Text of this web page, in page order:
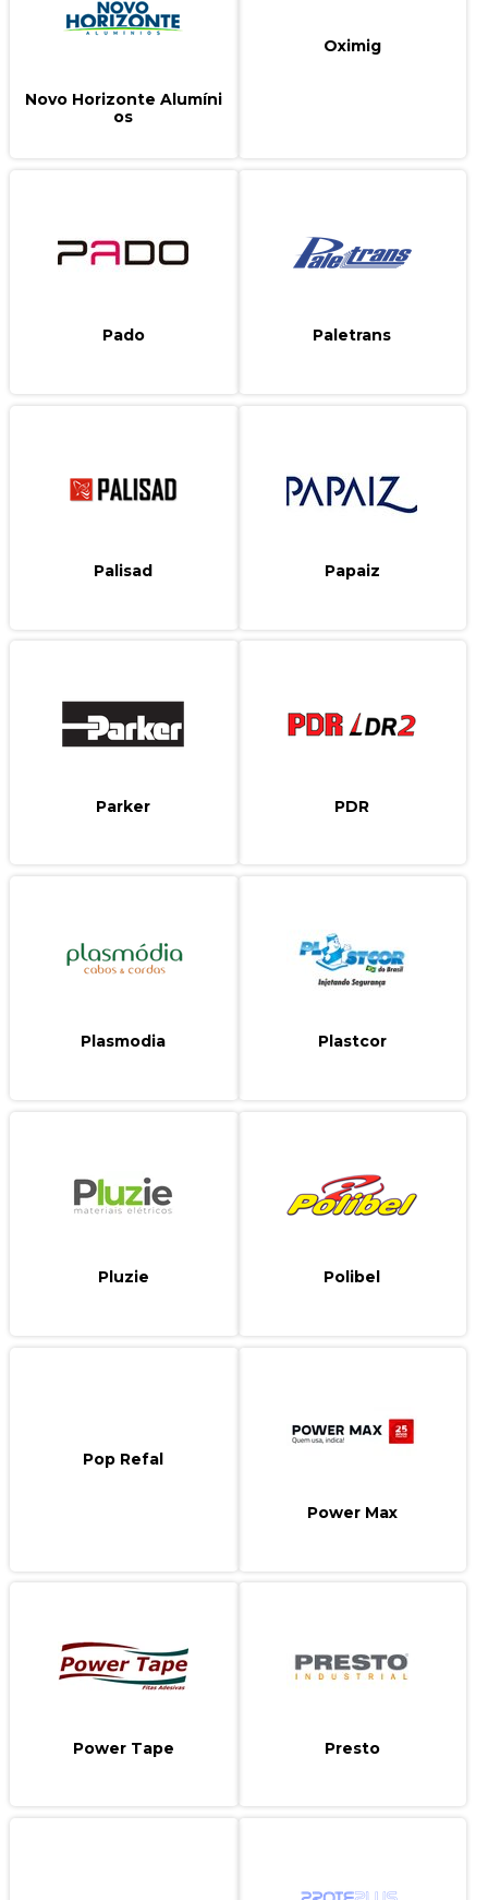
Novo Horizonte Alumíni
os
Oximig
Pado Paletrans
Palisad Papaiz
Parker PDR
Plasmodia Plastcor
Pluzie Polibel
Pop Refal
Power Max
Power Tape Presto